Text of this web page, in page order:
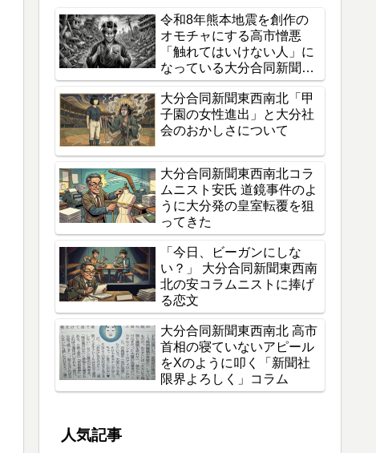
令和8年熊本地震を創作の
オモチャにする高市憎悪
「触れてはいけない人」に
なっている大分合同新聞東
西南北の狂気
大分合同新聞東西南北「甲
子園の女性進出」と大分社
会のおかしさについて
大分合同新聞東西南北コラ
ムニスト安氏 道鏡事件のよ
うに大分発の皇室転覆を狙
ってきた
「今日、ビーガンにしな
い？」 大分合同新聞東西南
北の安コラムニストに捧げ
る恋文
大分合同新聞東西南北 高市
首相の寝ていないアピール
をXのように叩く「新聞社
限界よろしく」コラム
人気記事